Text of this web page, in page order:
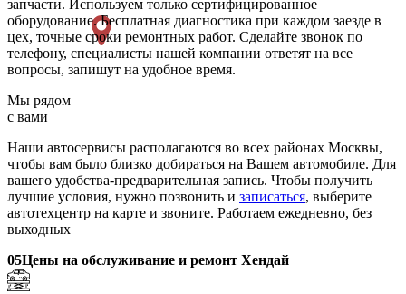
запчасти. Используем только сертифицированное
оборудование. Бесплатная диагностика при каждом заезде в
цех, точные сроки ремонтных работ. Сделайте звонок по
телефону, специалисты нашей компании ответят на все
вопросы, запишут на удобное время.
Мы рядом
с вами
Наши автосервисы располагаются во всех районах Москвы,
чтобы вам было близко добираться на Вашем автомобиле. Для
вашего удобства-предварительная запись. Чтобы получить
лучшие условия, нужно позвонить и записаться, выберите
автотехцентр на карте и звоните. Работаем ежедневно, без
выходных
05Цены на обслуживание и ремонт Хендай